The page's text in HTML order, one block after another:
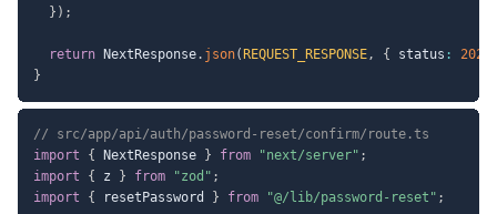
} ) ;
return NextResponse. json( REQUEST_RESPONSE, { status : 202
}
// src/app/api/auth/password-reset/confirm/route.ts
import
{ NextResponse } from "next/server" ;
import
{ z } from "zod" ;
import
{ resetPassword } from "@/lib/password-reset" ;